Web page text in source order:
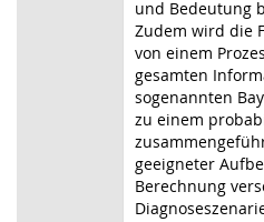
und Bedeutung
Zudem wird die
von einem
gesamten
sogenannten
zu einem
geeigneter
Berechnung